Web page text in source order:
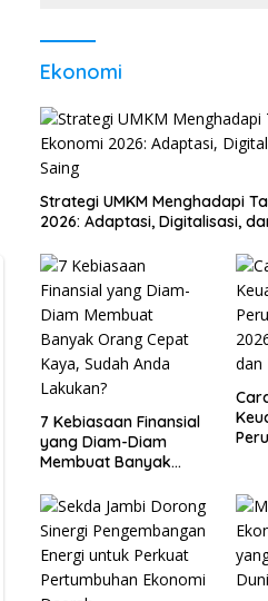
Ekonomi
Strategi UMKM Menghadapi
2026: Adaptasi, Digitalisasi,
7 Kebiasaan Finansial
yang Diam-Diam
Membuat Banyak
Sudah Anda Lakukan?